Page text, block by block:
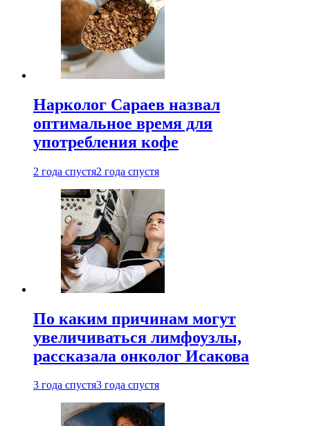
Нарколог Сараев назвал
оптимальное время для
употребления кофе
2 года спустя2 года спустя
По каким причинам могут
увеличиваться лимфоузлы,
рассказала онколог Исакова
3 года спустя3 года спустя